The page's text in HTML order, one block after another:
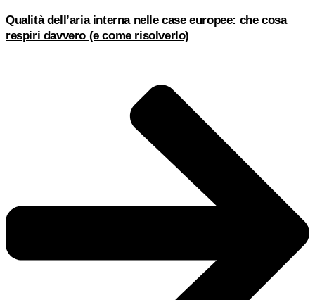
Qualità dell’aria interna nelle case europee: che cosa
respiri davvero (e come risolverlo)